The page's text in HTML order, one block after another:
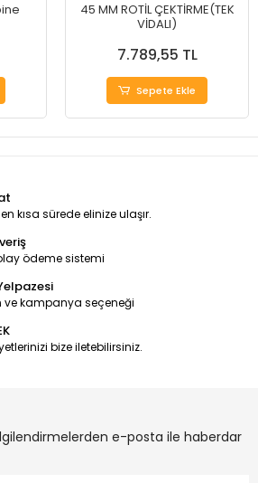
45 MM ROTİL ÇEKTİRME(TEK
VİDALI)
7.789,55 TL
Sepete Ekle
kısa sürede elinize ulaşır.
ödeme sistemi
ve kampanya seçeneği
bize iletebilirsiniz.
e-posta ile haberdar